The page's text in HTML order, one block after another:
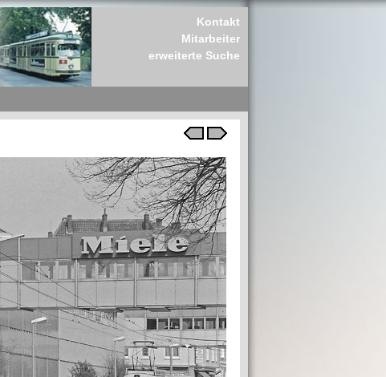
Kontakt
Mitarbeiter
erweiterte Suche